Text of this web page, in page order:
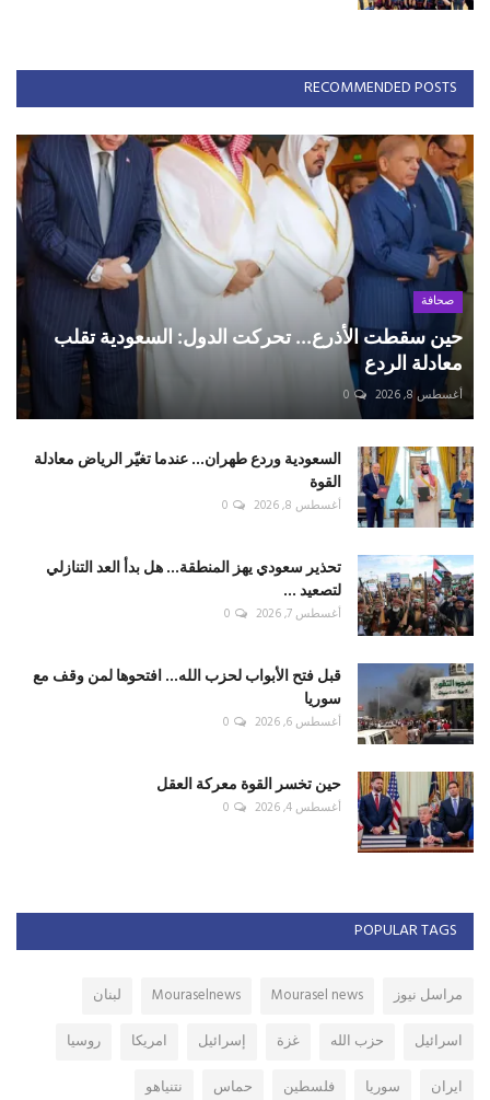
RECOMMENDED POSTS
صحافة
حين سقطت الأذرع... تحركت الدول: السعودية تقلب
معادلة الردع
أغسطس 8, 2026 0
السعودية وردع طهران... عندما تغيّر الرياض معادلة
القوة
أغسطس 8, 2026 0
تحذير سعودي يهز المنطقة... هل بدأ العد التنازلي
لتصعيد ...
أغسطس 7, 2026 0
قبل فتح الأبواب لحزب الله... افتحوها لمن وقف مع
سوريا
أغسطس 6, 2026 0
حين تخسر القوة معركة العقل
أغسطس 4, 2026 0
POPULAR TAGS
مراسل نيوز Mourasel news
Mouraselnews
لبنان
اسرائيل
حزب الله غزة إسرائيل امريكا
روسيا
ايران
سوريا فلسطين حماس نتنياهو